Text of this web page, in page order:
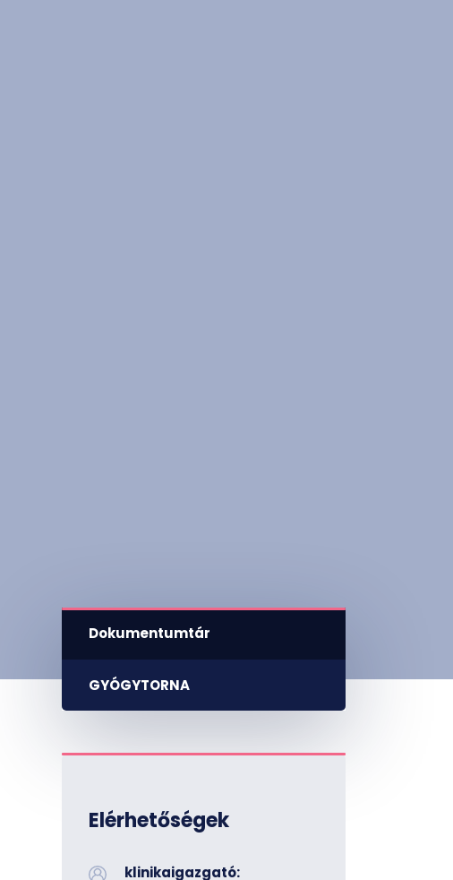
Dokumentumtár
GYÓGYTORNA
Elérhetőségek
klinikaigazgató: